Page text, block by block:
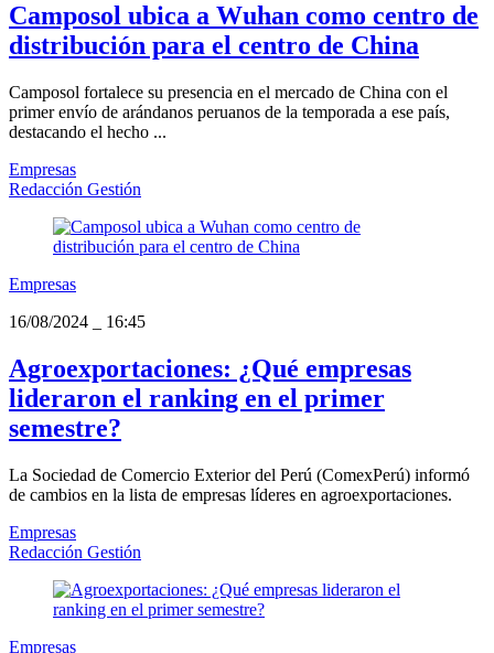
Camposol ubica a Wuhan como centro de
distribución para el centro de China
Camposol fortalece su presencia en el mercado de China con el
primer envío de arándanos peruanos de la temporada a ese país,
destacando el hecho ...
Empresas
Redacción Gestión
Empresas
16/08/2024
16:45
Agroexportaciones: ¿Qué empresas
lideraron el ranking en el primer
semestre?
La Sociedad de Comercio Exterior del Perú (ComexPerú) informó
de cambios en la lista de empresas líderes en agroexportaciones.
Empresas
Redacción Gestión
Empresas